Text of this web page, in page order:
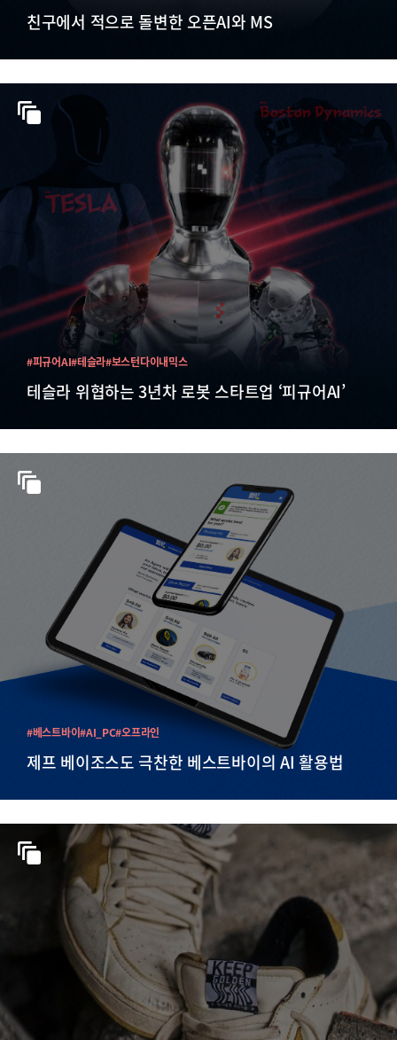
친구에서 적으로 돌변한 오픈AI와 MS
테슬라 위협하는 3년차 로봇 스타트업 ‘피규어AI’
#피규어AI#테슬라#보스턴다이내믹스
제프 베이조스도 극찬한 베스트바이의 AI 활용법
#베스트바이#AI_PC#오프라인